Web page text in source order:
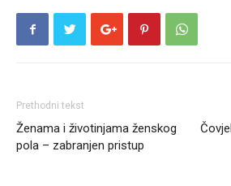
Prethodni tekst
Ženama i životinjama ženskog
pola – zabranjen pristup